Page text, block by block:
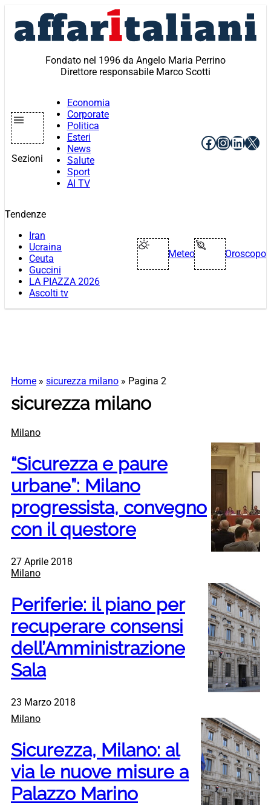
contenuto
Fondato nel 1996 da Angelo Maria Perrino
Direttore responsabile Marco Scotti
Sezioni
Economia
Corporate
Politica
Esteri
News
Salute
Sport
AI TV
Facebook
X
Tendenze
Iran
Ucraina
Ceuta
Guccini
LA PIAZZA 2026
Ascolti tv
Meteo Oroscopo
Home » sicurezza milano » Pagina 2
sicurezza milano
Milano
“Sicurezza e paure
urbane”: Milano
progressista, convegno
con il questore
27 Aprile 2018
Milano
Periferie: il piano per
recuperare consensi
dell’Amministrazione
Sala
23 Marzo 2018
Milano
Sicurezza, Milano: al
via le nuove misure a
Palazzo Marino